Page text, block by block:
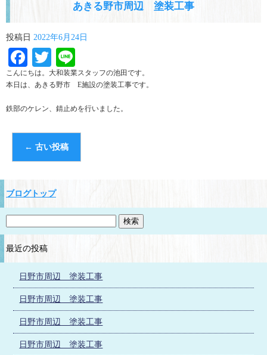
あきる野市周辺 塗装工事
投稿日 2022年6月24日
Facebook
Twitter
こんにちは。大和装業スタッフの池田です。
本日は、あきる野市 E施設の塗装工事です。
鉄部のケレン、錆止めを行いました。
← 古い投稿
ブログトップ
最近の投稿
日野市周辺 塗装工事
日野市周辺 塗装工事
日野市周辺 塗装工事
日野市周辺 塗装工事